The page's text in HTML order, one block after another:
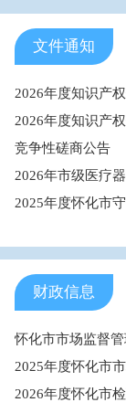
文件通知
2026年度知识产
2026年度知识产
竞争性磋商公告
2025年度怀化市
财政信息
2026年度怀化市